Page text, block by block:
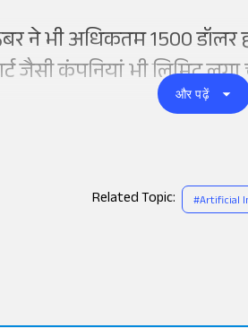
ने भी अधिकतम 1500 डॉलर
जैसी कंपनियां भी लिमिट लगा
और पढ़ें
Related Topic: #Artificial